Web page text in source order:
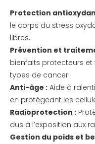
Protection
le corps du stress
libres.
Prévention et
bienfaits protecteurs
types de cancer.
Anti-âge : Aide à
en protégeant les
Radioprotection :
dus à l’exposition aux
Gestion du poids et